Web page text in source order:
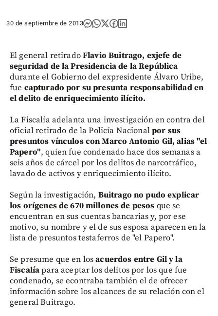
30 de septiembre de 2013
El general retiradoFlavio Buitrago, exjefe de
seguridad de la Presidencia de la República
durante el Gobierno del expresidente Álvaro Uribe,
fue capturado por su presunta responsabilidad en
el delito de enriquecimiento ilícito.
La Fiscalía adelanta una investigación en contra del
oficial retirado de la Policía Nacionalpor sus
presuntos vínculos con Marco Antonio Gil, alias "el
Papero", quien fue condenado hace dos semanas a
seis años de cárcel por los delitos de narcotráfico,
lavado de activos y enriquecimiento ilícito.
Según la investigación, Buitrago no pudo explicar
los orígenes de 670 millones de pesos que se
encuentran en sus cuentas bancarias y, por ese
motivo, su nombre y el de sus esposa aparecen en la
lista de presuntos testaferros de "el Papero".
Se presume que en losacuerdos entre Gil y la
Fiscalíapara aceptar los delitos por los que fue
condenado, se econtraba también el de ofrecer
información sobre los alcances de su relación con el
general Buitrago.